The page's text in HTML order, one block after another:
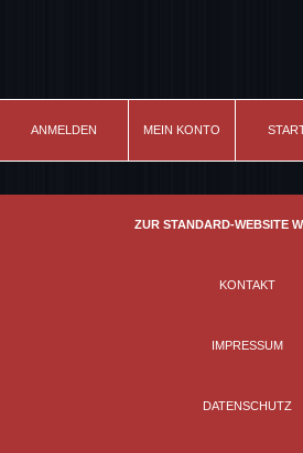
ANMELDEN MEIN KONTO
ZUR STANDARD-WEBSITE
KONTAKT
IMPRESSUM
DATENSCHUTZ